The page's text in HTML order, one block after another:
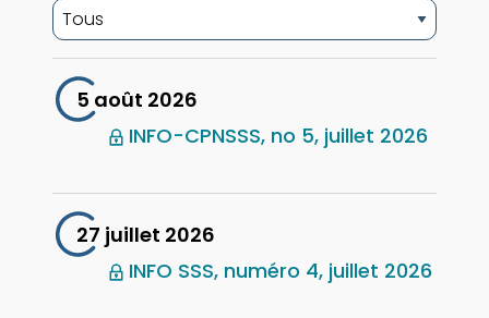
5 août 2026
INFO-CPNSSS, no 5, juillet 2026
27 juillet 2026
INFO SSS, numéro 4, juillet 2026